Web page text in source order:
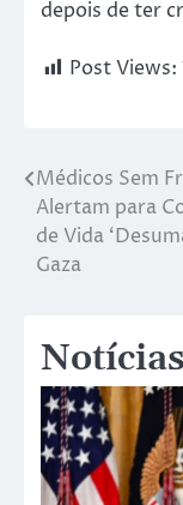
depois de ter
Post Views:
Médicos Sem
Alertam para
de Vida
Gaza